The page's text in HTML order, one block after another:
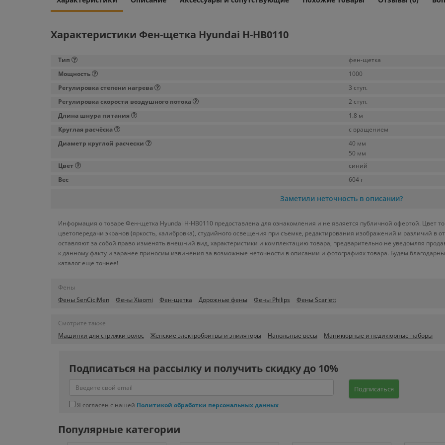
Характеристики Фен-щетка Hyundai H-HB0110
Тип
фен-щетка
Мощность
1000
Регулировка степени нагрева
3 ступ.
Регулировка скорости воздушного потока
2 ступ.
Длина шнура питания
1.8 м
Круглая расчёска
с вращением
Диаметр круглой расчески
40 мм
50 мм
Цвет
синий
Вес
604 г
Заметили неточность в описании?
Информация о товаре Фен-щетка Hyundai H-HB0110 предоставлена для ознакомления и не является публичной офертой. Цвет
цветопередачи экранов (яркость, калибровка), студийного освещения при съемке, редактирования изображений и различий в
оставляют за собой право изменять внешний вид, характеристики и комплектацию товара, предварительно не уведомляя
к данному факту и заранее приносим извинения за возможные неточности в описании и фотографиях товара. Будем
каталог еще точнее!
Фены
Фены SenCiciMen
Фены Xiaomi Фен-щетка Дорожные фены Фены Philips Фены Scarlett
Смотрите также
Машинки для стрижки волос
Женские электробритвы и эпиляторы Напольные весы Маникюрные и педикюрные наборы
Подписаться на рассылку и получить скидку до 10%
Подписаться
Я согласен с нашей Политикой обработки персональных данных
Популярные категории